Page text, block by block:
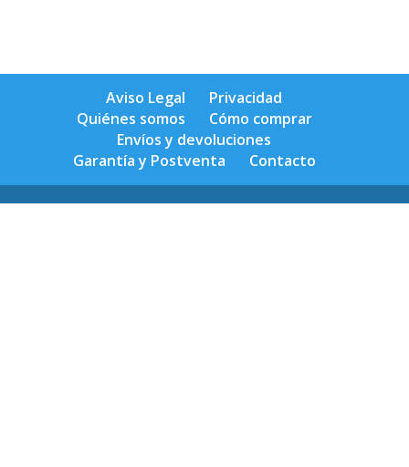
Aviso Legal
Privacidad
Quiénes somos
Cómo comprar
Envíos y devoluciones
Garantía y Postventa
Contacto